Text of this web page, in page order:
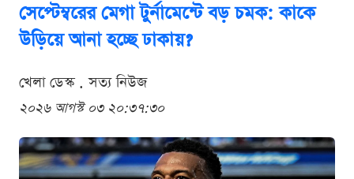
সেপ্টেম্বরের মেগা টুর্নামেন্টে বড় চমক: কাকে
উড়িয়ে আনা হচ্ছে ঢাকায়?
খেলা ডেস্ক . সত্য নিউজ
২০২৬ আগস্ট ০৩ ২০:৩৭:৩০